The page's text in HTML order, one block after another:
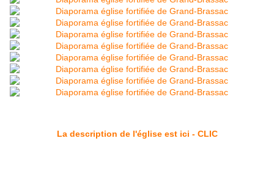
La description de l'église est ici - CLIC